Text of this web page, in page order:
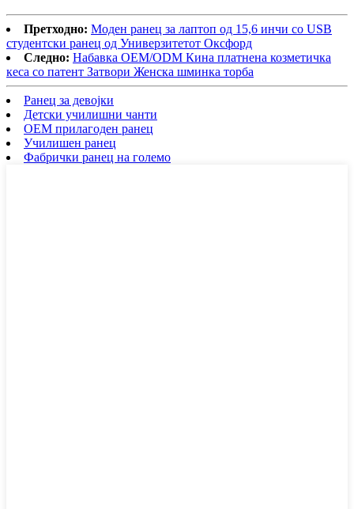
Претходно: Моден ранец за лаптоп од 15,6 инчи со USB
студентски ранец од Универзитетот Оксфорд
Следно: Набавка OEM/ODM Кина платнена козметичка
кеса со патент Затвори Женска шминка торба
Ранец за девојки
Детски училишни чанти
OEM прилагоден ранец
Училишен ранец
Фабрички ранец на големо